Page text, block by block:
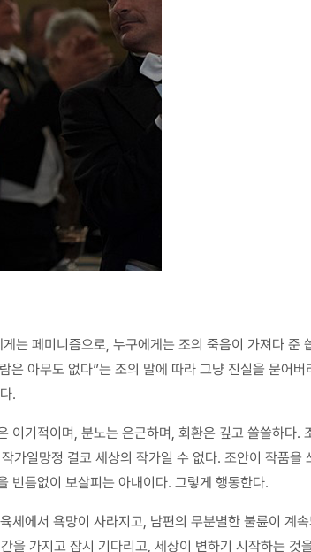
는 페미니즘으로, 누구에게는 조의 죽음이 가져다 준
은 아무도 없다”는 조의 말에 따라 그냥 진실을 묻어버
.
이기적이며, 분노는 은근하며, 회환은 깊고 쓸쓸하다.
가일망정 결코 세상의 작가일 수 없다. 조안이 작품을
빈틈없이 보살피는 아내이다. 그렇게 행동한다.
체에서 욕망이 사라지고, 남편의 무분별한 불륜이 계
을 가지고 잠시 기다리고, 세상이 변하기 시작하는 것